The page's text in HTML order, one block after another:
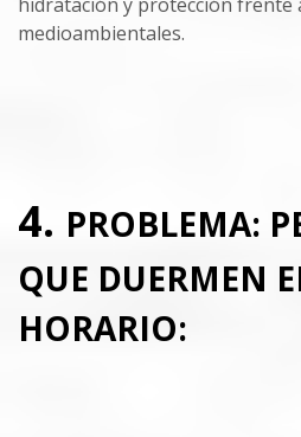
medioambientales.
4. PROBLEMA:
QUE DUERMEN
HORARIO: